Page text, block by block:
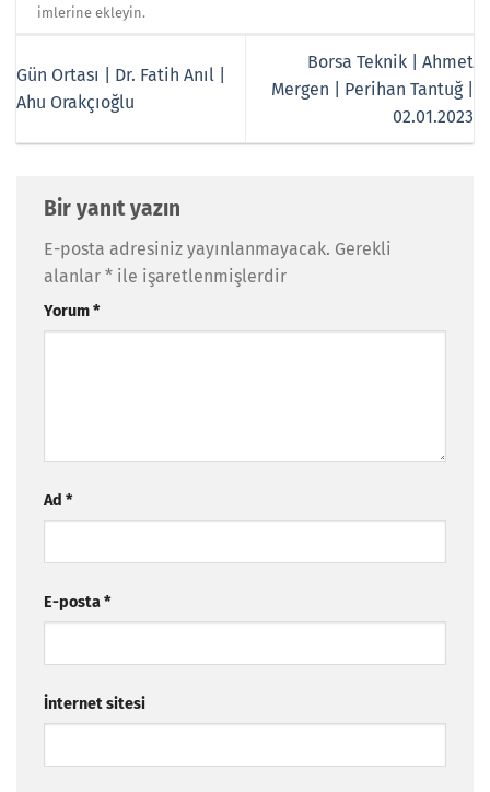
imlerine ekleyin.
Gün Ortası | Dr. Fatih Anıl |
Ahu Orakçıoğlu
Borsa Teknik | Ahmet
Mergen | Perihan Tantuğ |
02.01.2023
Bir yanıt yazın
E-posta adresiniz yayınlanmayacak. Gerekli
alanlar * ile işaretlenmişlerdir
Yorum*
Ad *
E-posta*
İnternet sitesi